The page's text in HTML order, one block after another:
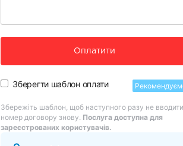
Оплатити
Зберегти шаблон оплати
Збережіть шаблон, щоб наступного разу не вводити
номер договору знову. Послуга доступна для
зареєстрованих користувачів.